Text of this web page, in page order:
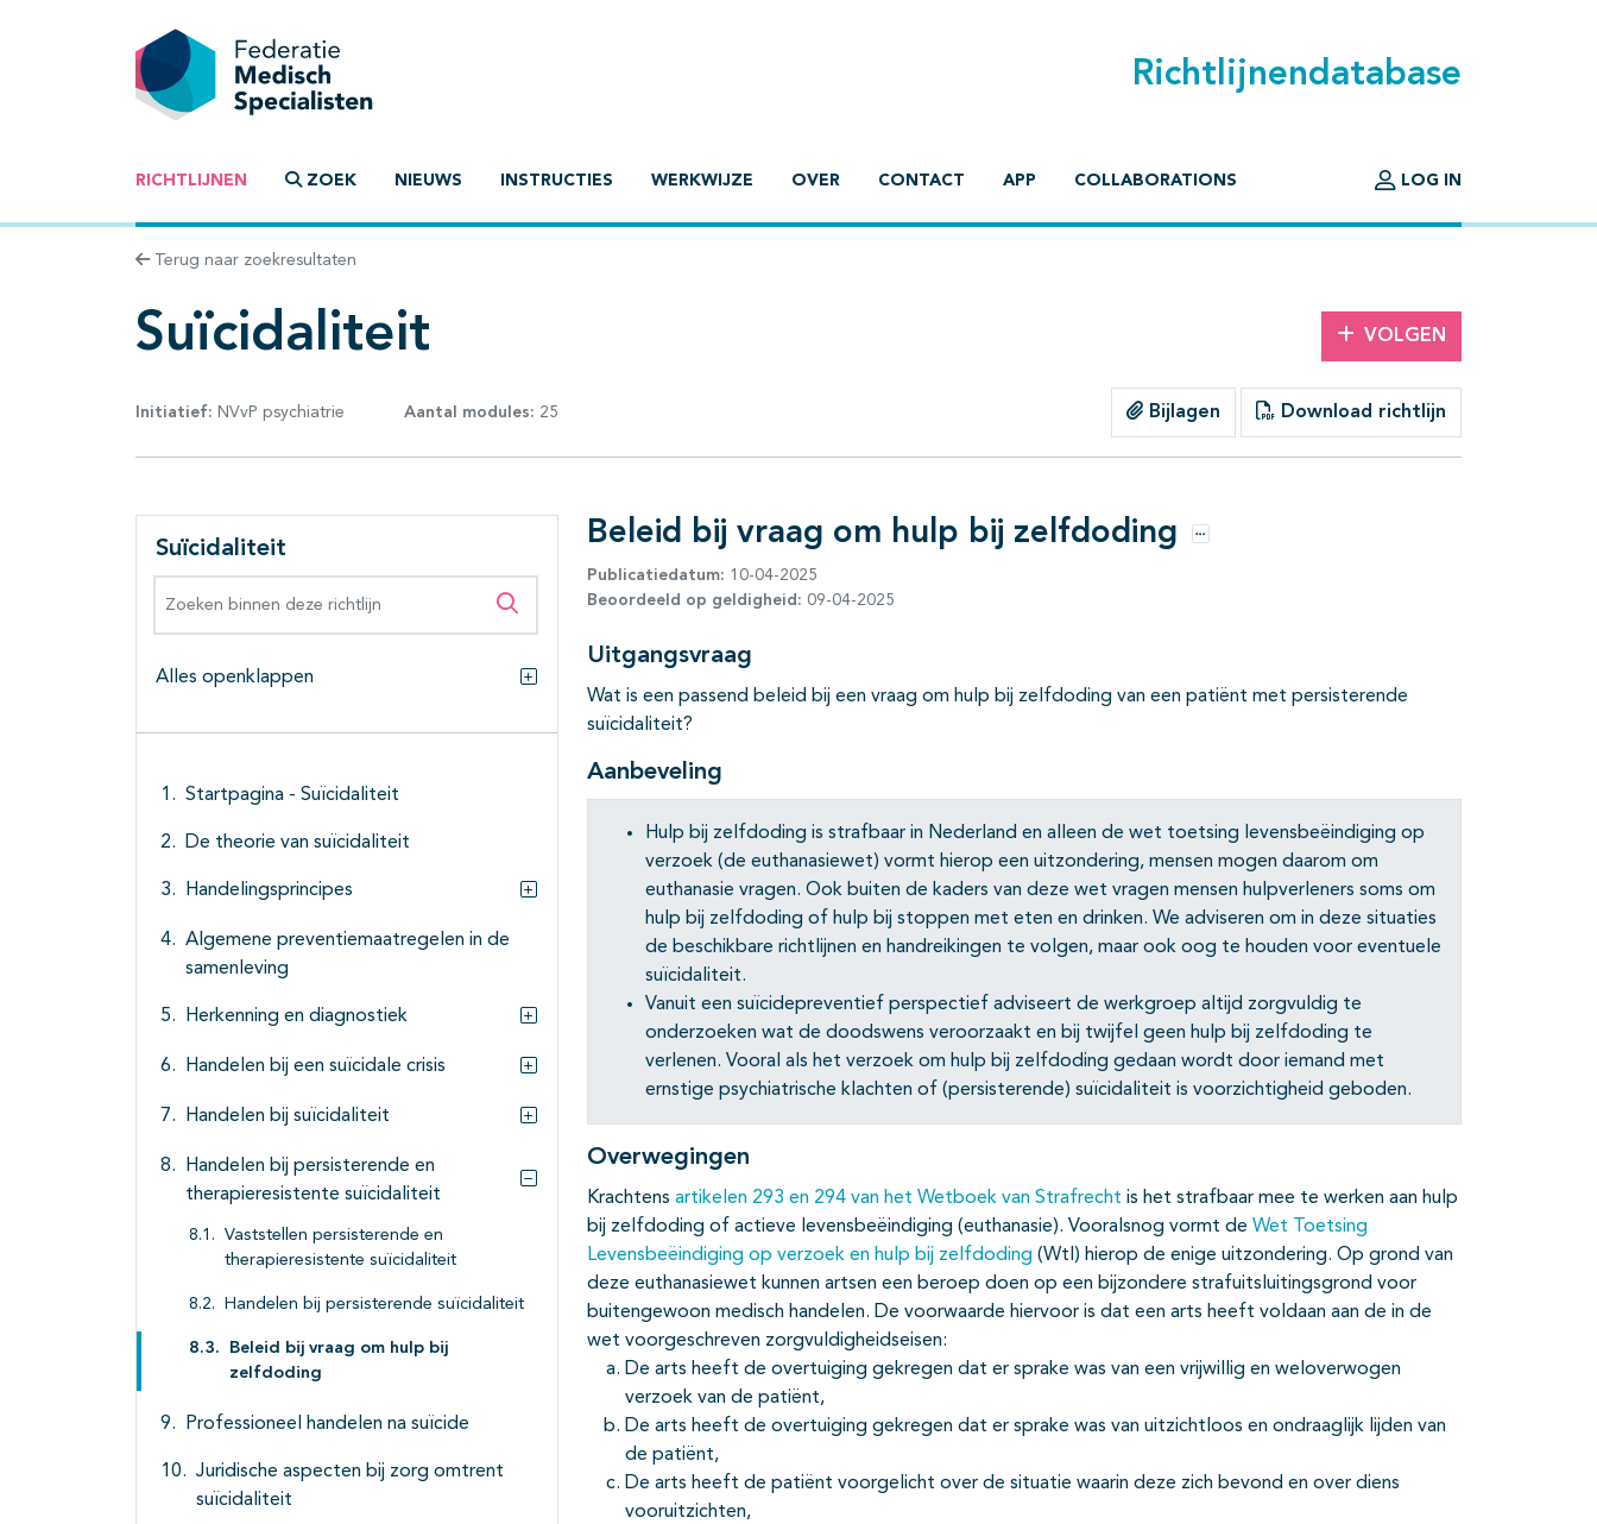
Richtlijnendatabase
RICHTLIJNEN ZOEK NIEUWS INSTRUCTIES WERKWIJZE OVER CONTACT APP COLLABORATIONS LOG IN
Terug naar zoekresultaten
Suïcidaliteit VOLGEN
Initiatief: NVvP psychiatrie Aantal modules: 25 Bijlagen Download richtlijn
Suïcidaliteit
Zoeken binnen deze richtlijn
Alles openklappen
Alles openklappen
Startpagina - Suïcidaliteit
De theorie van suïcidaliteit
Handelingsprincipes
Subpagina's open- en dichtklappen
Algemene preventiemaatregelen in de
samenleving
Herkenning en diagnostiek
Handelen bij een suïcidale crisis
Subpagina's open- en dichtklappen
Handelen bij suïcidaliteit
Subpagina's open- en dichtklappen
Handelen bij persisterende en
therapieresistente suïcidaliteit
Subpagina's open- en dichtklappen
Vaststellen persisterende en
therapieresistente suïcidaliteit
Handelen bij persisterende suïcidaliteit
Beleid bij vraag om hulp bij
zelfdoding
Professioneel handelen na suïcide
Juridische aspecten bij zorg omtrent
suïcidaliteit
Beleid bij vraag om hulp bij zelfdoding Opties
Publicatiedatum: 10-04-2025
Beoordeeld op geldigheid: 09-04-2025
Uitgangsvraag
Wat is een passend beleid bij een vraag om hulp bij zelfdoding van een patiënt met persisterende
suïcidaliteit?
Aanbeveling
Hulp bij zelfdoding is strafbaar in Nederland en alleen de wet toetsing levensbeëindiging op
verzoek (de euthanasiewet) vormt hierop een uitzondering, mensen mogen daarom om
euthanasie vragen. Ook buiten de kaders van deze wet vragen mensen hulpverleners soms om
hulp bij zelfdoding of hulp bij stoppen met eten en drinken. We adviseren om in deze situaties
de beschikbare richtlijnen en handreikingen te volgen, maar ook oog te houden voor eventuele
suïcidaliteit.
Vanuit een suïcidepreventief perspectief adviseert de werkgroep altijd zorgvuldig te
onderzoeken wat de doodswens veroorzaakt en bij twijfel geen hulp bij zelfdoding te
verlenen. Vooral als het verzoek om hulp bij zelfdoding gedaan wordt door iemand met
ernstige psychiatrische klachten of (persisterende) suïcidaliteit is voorzichtigheid geboden.
Overwegingen
Krachtens artikelen 293 en 294 van het Wetboek van Strafrecht is het strafbaar mee te werken aan hulp
bij zelfdoding of actieve levensbeëindiging (euthanasie). Vooralsnog vormt de Wet Toetsing
Levensbeëindiging op verzoek en hulp bij zelfdoding (Wtl) hierop de enige uitzondering. Op grond van
deze euthanasiewet kunnen artsen een beroep doen op een bijzondere strafuitsluitingsgrond voor
buitengewoon medisch handelen. De voorwaarde hiervoor is dat een arts heeft voldaan aan de in de
wet voorgeschreven zorgvuldigheidseisen:
De arts heeft de overtuiging gekregen dat er sprake was van een vrijwillig en weloverwogen
verzoek van de patiënt,
De arts heeft de overtuiging gekregen dat er sprake was van uitzichtloos en ondraaglijk lijden van
de patiënt,
De arts heeft de patiënt voorgelicht over de situatie waarin deze zich bevond en over diens
vooruitzichten,